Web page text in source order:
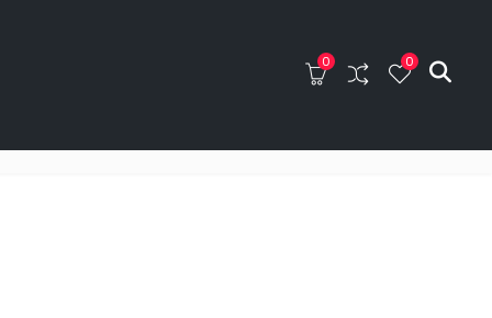
0 0